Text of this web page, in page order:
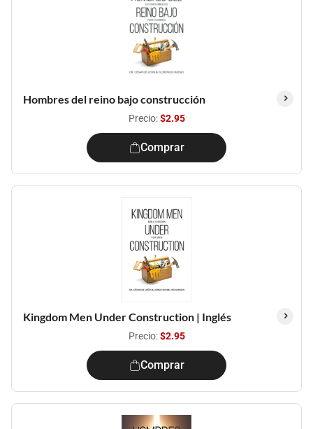
Hombres del reino bajo construcción
Precio:$2.95
Comprar
Kingdom Men Under Construction | Inglés
Precio:$2.95
Comprar